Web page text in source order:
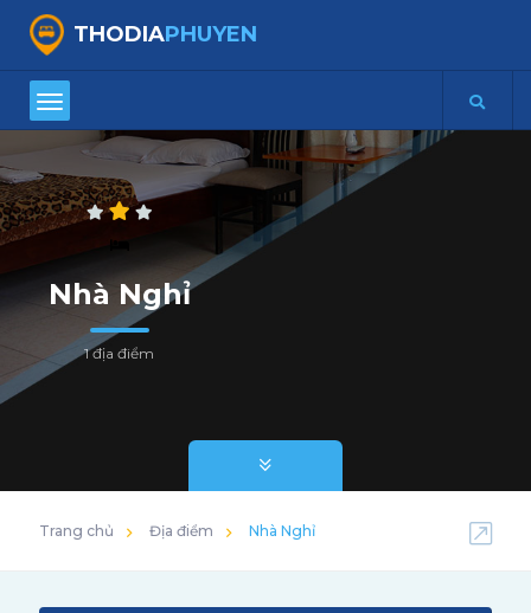
THODIAPHUYEN
Nhà Nghỉ
1 địa điểm
Trang chủ Địa điểm Nhà Nghỉ